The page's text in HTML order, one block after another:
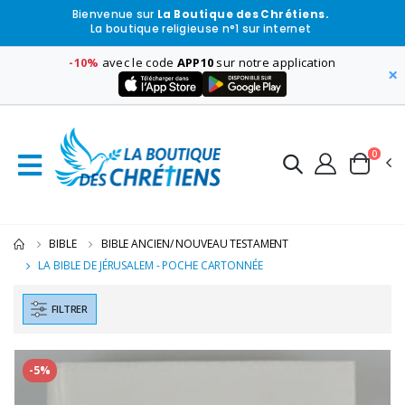
Bienvenue sur La Boutique des Chrétiens.
La boutique religieuse n°1 sur internet
-10% avec le code APP10 sur notre application
×
0
BIBLE
BIBLE ANCIEN/ NOUVEAU TESTAMENT
LA BIBLE DE JÉRUSALEM - POCHE CARTONNÉE
FILTRER
-5%